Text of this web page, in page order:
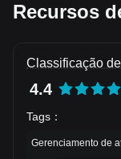
Recursos
Classificação
4.4
Tags ：
Gerenciamento de